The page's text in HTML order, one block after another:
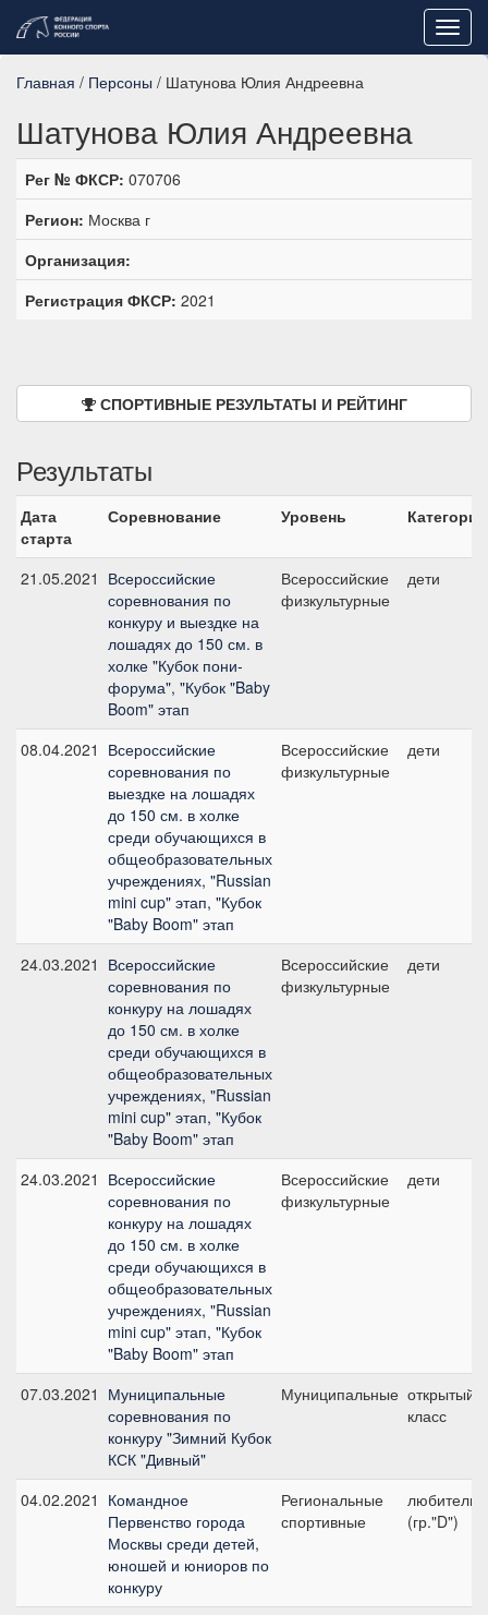
Главная / Персоны / Шатунова Юлия Андреевна
Шатунова Юлия Андреевна
Рег № ФКСР: 070706
Регион: Москва г
Организация:
Регистрация ФКСР: 2021
СПОРТИВНЫЕ РЕЗУЛЬТАТЫ И РЕЙТИНГ
Результаты
Дата
старта
Соревнование Уровень Категория
21.05.2021 Всероссийские
соревнования по
конкуру и выездке на
лошадях до 150 см. в
холке "Кубок пони-
форума", "Кубок "Baby
Boom" этап
Всероссийские
физкультурные
дети
08.04.2021 Всероссийские
соревнования по
выездке на лошадях
до 150 см. в холке
среди обучающихся в
общеобразовательных
учреждениях, "Russian
mini cup" этап, "Кубок
"Baby Boom" этап
Всероссийские
физкультурные
дети
24.03.2021 Всероссийские
соревнования по
конкуру на лошадях
до 150 см. в холке
среди обучающихся в
общеобразовательных
учреждениях, "Russian
mini cup" этап, "Кубок
"Baby Boom" этап
Всероссийские
физкультурные
дети
24.03.2021 Всероссийские
соревнования по
конкуру на лошадях
до 150 см. в холке
среди обучающихся в
общеобразовательных
учреждениях, "Russian
mini cup" этап, "Кубок
"Baby Boom" этап
Всероссийские
физкультурные
дети
07.03.2021 Муниципальные
соревнования по
конкуру "Зимний Кубок
КСК "Дивный"
Муниципальные открытый
класс
04.02.2021 Командное
Первенство города
Москвы среди детей,
юношей и юниоров по
конкуру
Региональные
спортивные
любители
(гр."D")